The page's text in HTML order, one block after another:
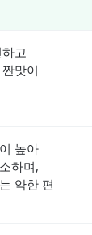
고
맛이
높아
하며,
약한 편